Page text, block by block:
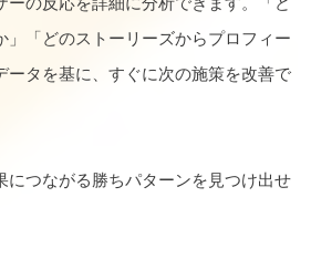
」「どのストーリーズからプロフィー
ータを基に、すぐに次の施策を改善で
につながる勝ちパターンを見つけ出せ